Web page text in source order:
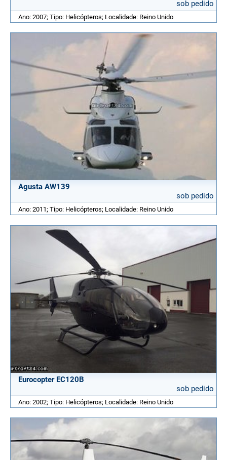
sob pedido
Ano: 2007; Tipo: Helicópteros; Localidade: Reino Unido
Agusta AW139
sob pedido
Ano: 2011; Tipo: Helicópteros; Localidade: Reino Unido
Eurocopter EC120B
sob pedido
Ano: 2002; Tipo: Helicópteros; Localidade: Reino Unido